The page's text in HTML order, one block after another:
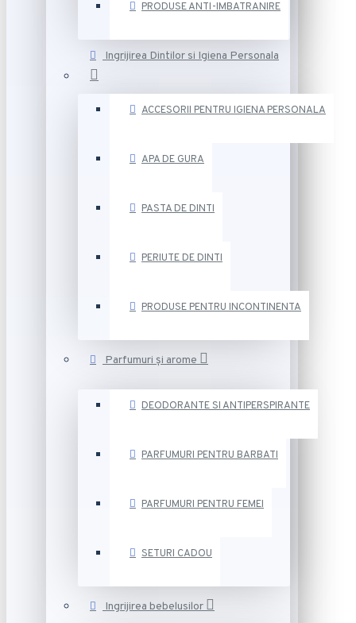
PRODUSE ANTI-IMBATRANIRE
Ingrijirea Dintilor si Igiena Personala
ACCESORII PENTRU IGIENA PERSONALA
APA DE GURA
PASTA DE DINTI
PERIUTE DE DINTI
PRODUSE PENTRU INCONTINENTA
Parfumuri și arome
DEODORANTE SI ANTIPERSPIRANTE
PARFUMURI PENTRU BARBATI
PARFUMURI PENTRU FEMEI
SETURI CADOU
Ingrijirea bebelusilor